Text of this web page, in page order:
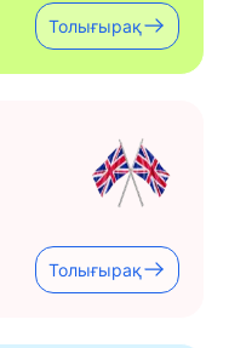
Толығырақ
Толығырақ